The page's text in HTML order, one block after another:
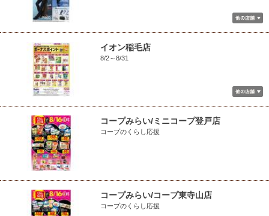
イオン稲毛店
8/2～8/31
コープみらい/ミニコープ登戸店
コープのくらし応援
コープみらい/コープ東寺山店
コープのくらし応援